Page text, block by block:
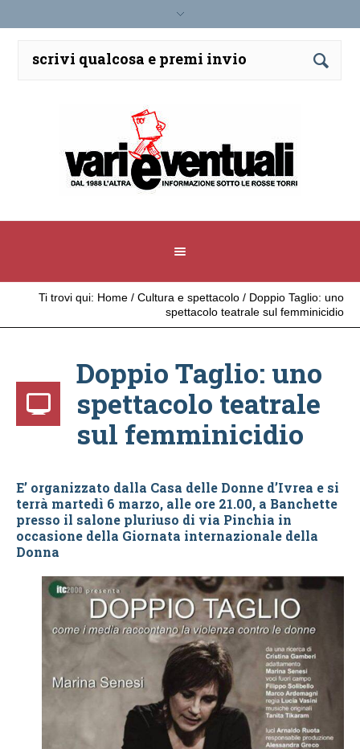
Ti trovi qui: Home / Cultura e spettacolo / Doppio Taglio: uno
spettacolo teatrale sul femminicidio
Doppio Taglio: uno
spettacolo teatrale
sul femminicidio
E’ organizzato dalla Casa delle Donne d’Ivrea e si
terrà martedì 6 marzo, alle ore 21.00, a Banchette
presso il salone pluriuso di via Pinchia in
occasione della Giornata internazionale della
Donna